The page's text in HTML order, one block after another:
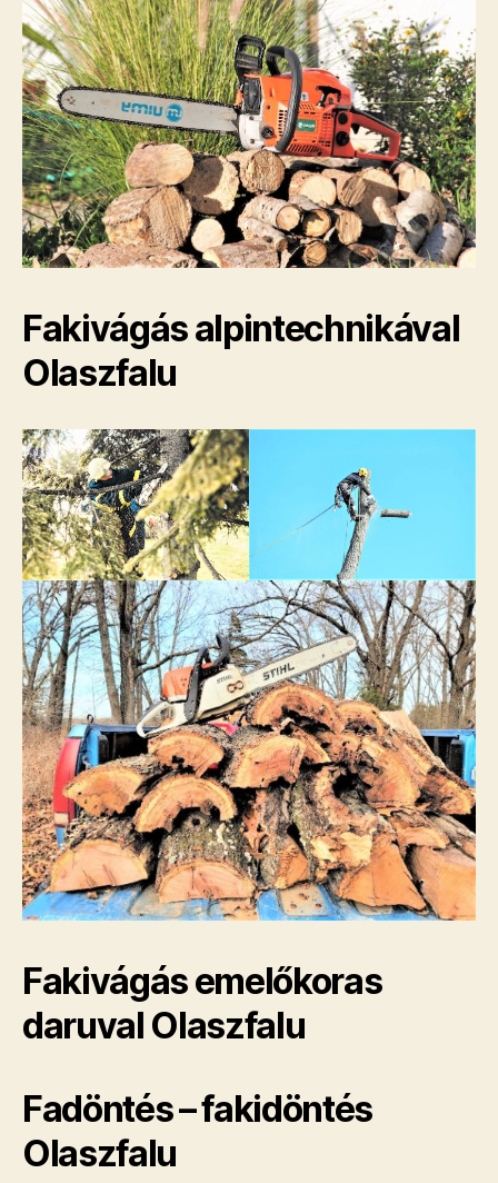
Fakivágás alpintechnikával
Olaszfalu
Fakivágás emelőkoras
daruval Olaszfalu
Fadöntés – fakidöntés
Olaszfalu